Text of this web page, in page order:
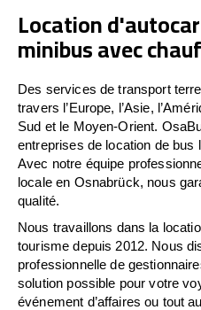
Location
minibus avec
Des services de transport
travers l’Europe, l’Asie,
Sud et le Moyen-Orient.
entreprises de location de bus
Avec notre équipe
locale en Osnabrück, nous
qualité.
Nous travaillons dans la
tourisme depuis 2012. Nous
professionnelle de
solution possible pour votre
événement d’affaires ou tout